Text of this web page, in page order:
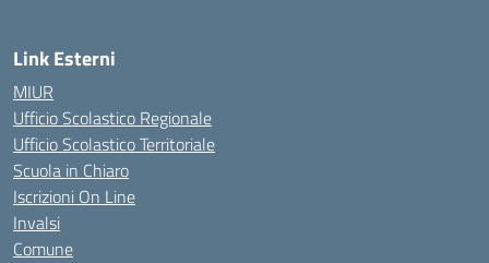
Link Esterni
MIUR
Ufficio Scolastico Regionale
Ufficio Scolastico Territoriale
Scuola in Chiaro
Iscrizioni On Line
Invalsi
Comune